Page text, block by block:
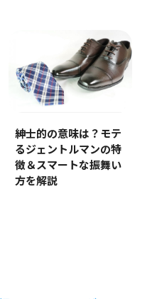
紳士的の意味は？モテ
るジェントルマンの特
徴＆スマートな振舞い
方を解説